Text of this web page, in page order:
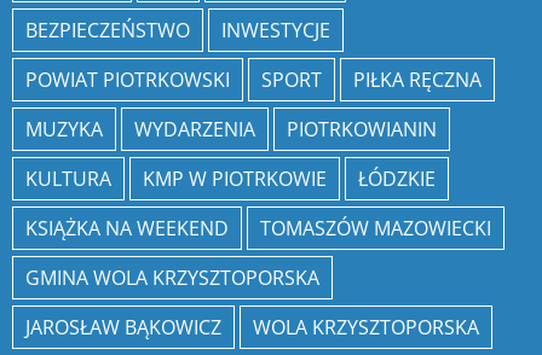
BEZPIECZEŃSTWO
INWESTYCJE
POWIAT PIOTRKOWSKI
SPORT
PIŁKA RĘCZNA
MUZYKA
WYDARZENIA
PIOTRKOWIANIN
KULTURA
KMP W PIOTRKOWIE
ŁÓDZKIE
KSIĄŻKA NA WEEKEND
TOMASZÓW MAZOWIECKI
GMINA WOLA KRZYSZTOPORSKA
JAROSŁAW BĄKOWICZ
WOLA KRZYSZTOPORSKA